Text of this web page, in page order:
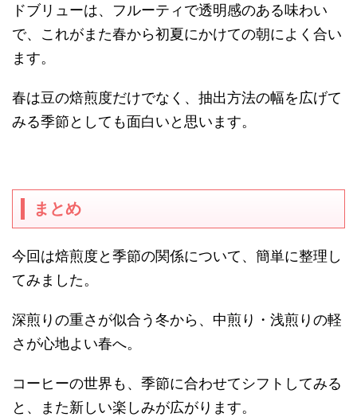
ドブリューは、フルーティで透明感のある味わい
で、これがまた春から初夏にかけての朝によく合い
ます。
春は豆の焙煎度だけでなく、抽出方法の幅を広げて
みる季節としても面白いと思います。
まとめ
今回は焙煎度と季節の関係について、簡単に整理し
てみました。
深煎りの重さが似合う冬から、中煎り・浅煎りの軽
さが心地よい春へ。
コーヒーの世界も、季節に合わせてシフトしてみる
と、また新しい楽しみが広がります。